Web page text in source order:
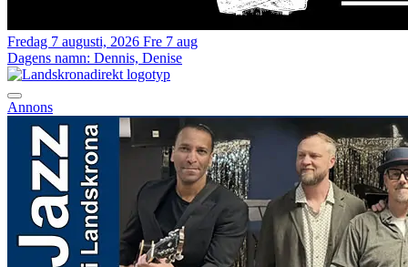
Fredag 7 augusti, 2026 Fre 7 aug
Dagens namn: Dennis, Denise
Annons